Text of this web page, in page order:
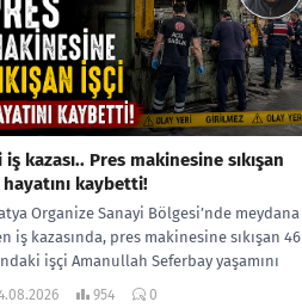
iş kazası.. Pres makinesine sıkışan
kaybetti!
Organize Sanayi Bölgesi’nde meydana
iş kazasında, pres makinesine sıkışan 46
işçi Amanullah Seferbay yaşamını
Olayla ilgili...
954 0